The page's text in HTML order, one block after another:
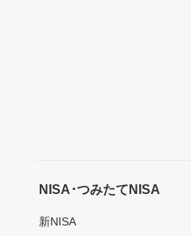
NISA･つみたてNISA
新NISA